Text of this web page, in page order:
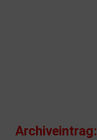
Archiveintrag: